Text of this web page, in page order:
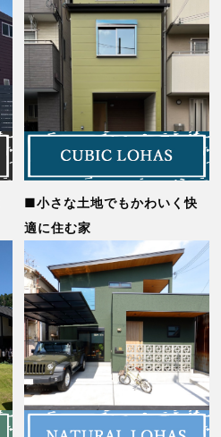
小さな土地でもかわいく快
適に住む家